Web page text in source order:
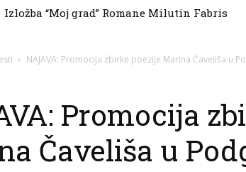
Izložba “Moj grad” Romane Milutin Fabris
NAJAVA: Promocija zbirke poezije Marina Čaveliša u
Promocija
Čaveliša u